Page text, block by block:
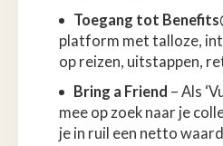
Toegang tot
platform met talloze,
op reizen, uitstappen,
Bring a Friend – Als
mee op zoek naar je
je in ruil een netto